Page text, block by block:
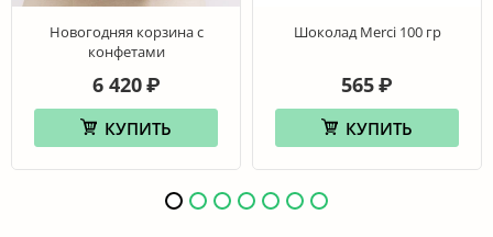
Новогодняя корзина с
конфетами
6 420 ₽
КУПИТЬ
Шоколад Merci 100 гр
565₽
КУПИТЬ